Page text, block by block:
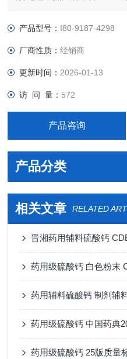
本品在水中微溶，在乙醇中不溶
产品型号： I80-9187-4298
厂商性质：经销商
更新时间： 2026-01-13
访 问 量： 572
产品咨询
产品分类
相关文章 RELATED
晋湘药用辅料硫酸钙
药用级硫酸钙 白色粉末
药用辅料硫酸钙 制剂辅
药用级硫酸钙 中国药典
药用级硫酸钙 25版质量